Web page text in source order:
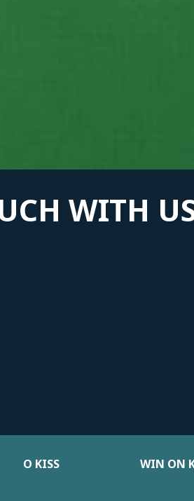
WITH
Ο KISS WIN ON